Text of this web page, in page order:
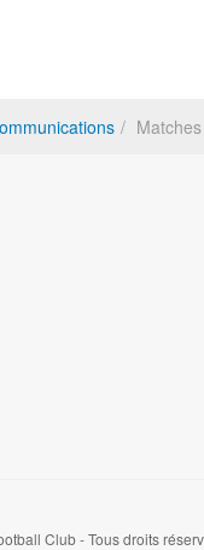
Club - Tous droits